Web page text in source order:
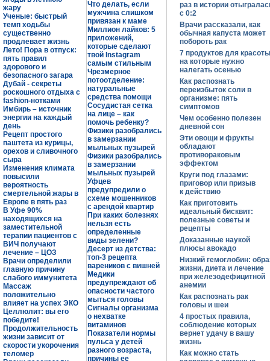
раз в истории
с 0:2
Врачи рассказали, как
обычная капуста может
побороть рак
7 продуктов для
на которые нужно
налегать осенью
Как распознать
переизбыток соли в
организме: пять
симптомов
Чем особенно полезен
дневной сон
Эти овощи и фрукты
обладают
противораковым
эффектом
Круги под глазами:
приговор или призыв
к действию
Как приготовить
идеальный бисквит:
полезные советы и
рецепты
Доказанные наукой
плюсы авокадо
Низкий гемоглобин:
жизни, диета и лечение
при железодефицитной
анемии
Как распознать рак
головы и шеи
4 простых правила,
соблюдение которых
вернет удачу в вашу
жизнь
Как можно стать
жару
Ученые: быстрый
темп ходьбы
существенно
продлевает жизнь
Лето! Пора в отпуск:
пять правил
здорового и
безопасного загара
Дубай - секреты
роскошного отдыха с
fashion-нотками
Имбирь – источник
энергии на каждый
день
Рецепт простого
паштета из курицы,
орехов и сливочного
сыра
Изменения климата
повысили
вероятность
смертельной жары в
Европе в пять раз
В Уфе 90%
находящихся на
заместительной
терапии пациентов с
ВИЧ получают
лечение – ЦОЗ
Врачи определили
главную причину
слабого иммунитета
Массаж
положительно
влияет на успех ЭКО
Целлюлит: вы его
победите!
Продолжительность
жизни зависит от
скорости укорочения
теломер
Что делать, если
мужчина слишком
привязан к маме
Миллион лайков: 5
приложений,
которые сделают
твой Instagram
самым стильным
Чрезмерное
потоотделение:
натуральные
средства помощи
Сосудистая сетка
на лице – как
помочь ребенку?
Физики разобрались
в замерзании
мыльных пузырей
Физики разобрались
в замерзании
мыльных пузырей
Уфцев
предупредили о
схеме мошенников
с арендой квартир
При каких болезнях
нельзя есть
определенные
виды зелени?
Десерт из детства:
топ-3 рецепта
вареников с вишней
Медики
предупреждают об
опасности частого
мыться головы
Сигналы организма
о нехватке
витаминов
Показатели нормы
пульса у детей
разного возраста,
причины ее